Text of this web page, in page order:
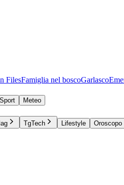
FilesFamiglia nel boscoGarlasco
Sport
Meteo
TgTech Lifestyle Oroscopo